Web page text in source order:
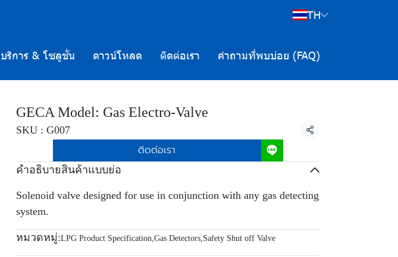
TH
บริการ & โซลูชั่น ดาวน์โหลด ติดต่อเรา คำถามที่พบบ่อย (FAQ)
GECA Model: Gas Electro-Valve
SKU : G007
แชร์
ติดต่อเรา
คำอธิบายสินค้าแบบย่อ
Solenoid valve designed for use in conjunction with any gas detecting
system.
หมวดหมู่:LPG Product Specification,Gas Detectors,Safety Shut off Valve